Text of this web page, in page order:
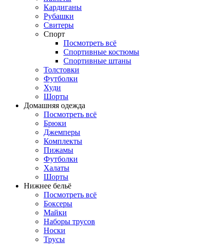
Кардиганы
Рубашки
Свитеры
Спорт
Посмотреть всё
Спортивные костюмы
Спортивные штаны
Толстовки
Футболки
Худи
Шорты
Домашняя одежда
Посмотреть всё
Брюки
Джемперы
Комплекты
Пижамы
Футболки
Халаты
Шорты
Нижнее бельё
Посмотреть всё
Боксеры
Майки
Наборы трусов
Носки
Трусы